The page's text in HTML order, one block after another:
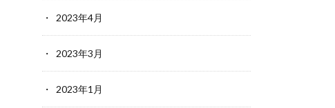
2023年4月
2023年3月
2023年1月